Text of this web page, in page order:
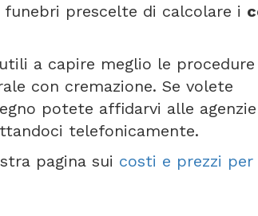
prescelte di calcolare i
a capire meglio le procedure
con cremazione. Se volete
potete affidarvi alle
telefonicamente.
pagina sui costi e prezzi per